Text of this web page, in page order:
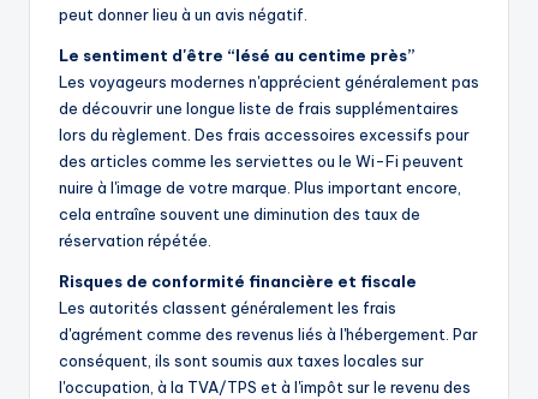
peut donner lieu à un avis négatif.
Le sentiment d'être “lésé au centime près”
Les voyageurs modernes n'apprécient généralement pas
de découvrir une longue liste de frais supplémentaires
lors du règlement. Des frais accessoires excessifs pour
des articles comme les serviettes ou le Wi-Fi peuvent
nuire à l'image de votre marque. Plus important encore,
cela entraîne souvent une diminution des taux de
réservation répétée.
Risques de conformité financière et fiscale
Les autorités classent généralement les frais
d'agrément comme des revenus liés à l'hébergement. Par
conséquent, ils sont soumis aux taxes locales sur
l'occupation, à la TVA/TPS et à l'impôt sur le revenu des